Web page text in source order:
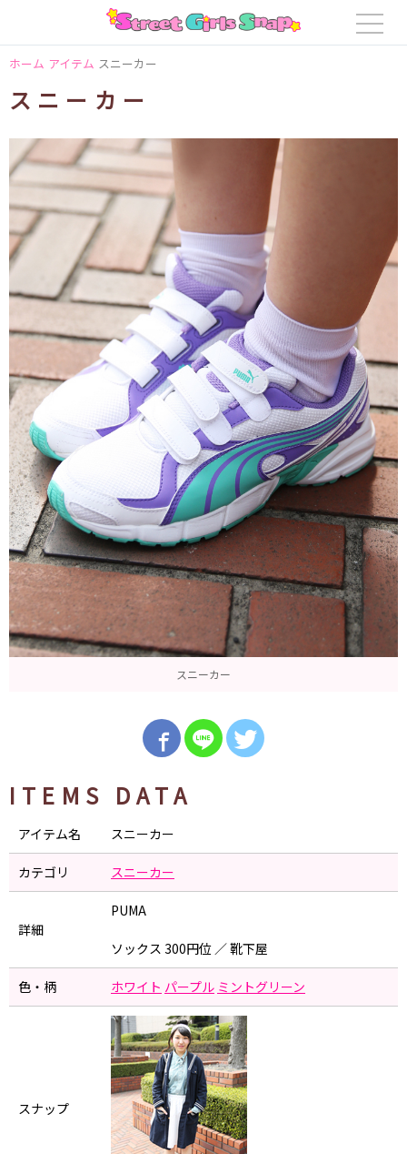
ホーム アイテム スニーカー
スニーカー
スニーカー
ITEMS DATA
アイテム名 スニーカー
カテゴリ スニーカー
詳細
PUMA
ソックス 300円位 ／ 靴下屋
色・柄 ホワイト パープル ミントグリーン
スナップ